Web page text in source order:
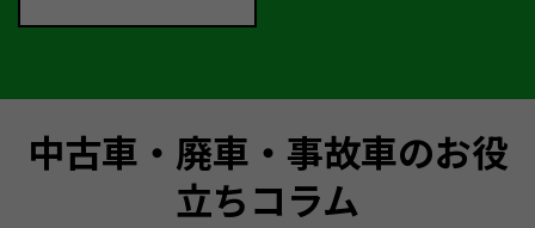
中古車・廃車・事故車のお役
立ちコラム